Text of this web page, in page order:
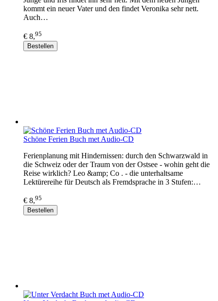
kommt ein neuer Vater und den findet Veronika sehr nett.
Auch…
€ 8,95
Bestellen
Schöne Ferien Buch met Audio-CD
Ferienplanung mit Hindernissen: durch den Schwarzwald in
die Schweiz oder der Traum von der Ostsee - wohin geht die
Reise wirklich? Leo &amp; Co . - die unterhaltsame
Lektürereihe für Deutsch als Fremdsprache in 3 Stufen:…
€ 8,95
Bestellen